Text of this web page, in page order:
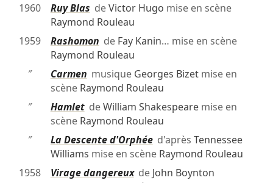
1960
Ruy Blas deVictor Hugo mise en scène
Raymond Rouleau
1959
Rashomon de Fay Kanin… mise en scène
Raymond Rouleau
″
Carmen musique Georges Bizetmise en
scène Raymond Rouleau
″
HamletdeWilliam Shakespearemise en
scène Raymond Rouleau
″
La Descente d'Orphéed'après Tennessee
Williams mise en scène Raymond Rouleau
1958
Virage dangereuxde John Boynton